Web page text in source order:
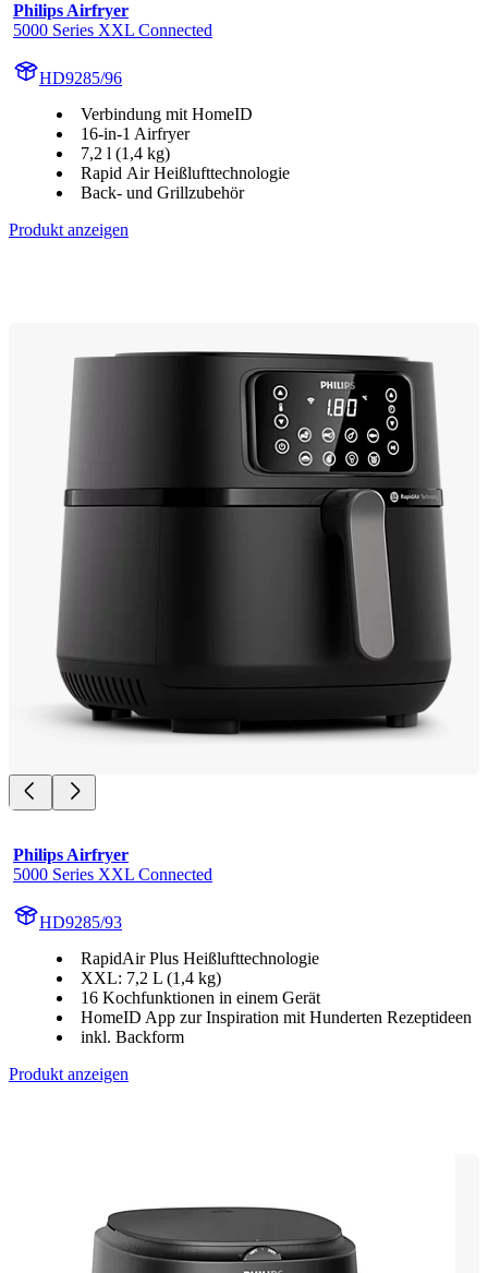
Philips Airfryer
5000 Series XXL Connected
HD9285/96
Verbindung mit HomeID
16-in-1 Airfryer
7,2 l (1,4 kg)
Rapid Air Heißlufttechnologie
Back- und Grillzubehör
Produkt anzeigen
Philips Airfryer
5000 Series XXL Connected
HD9285/93
RapidAir Plus Heißlufttechnologie
XXL: 7,2 L (1,4 kg)
16 Kochfunktionen in einem Gerät
HomeID App zur Inspiration mit Hunderten Rezeptideen
inkl. Backform
Produkt anzeigen